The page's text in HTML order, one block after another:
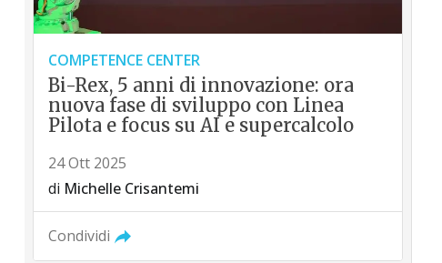
COMPETENCE CENTER
Bi-Rex, 5 anni di innovazione: ora
nuova fase di sviluppo con Linea
Pilota e focus su AI e supercalcolo
24 Ott 2025
di Michelle Crisantemi
Condividi